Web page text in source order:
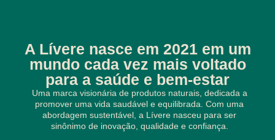
A Lívere nasce em 2021 em um
mundo cada vez mais voltado
para a saúde e bem-estar
Uma marca visionária de produtos naturais, dedicada a
promover uma vida saudável e equilibrada. Com uma
abordagem sustentável, a Lívere nasceu para ser
sinônimo de inovação, qualidade e confiança.